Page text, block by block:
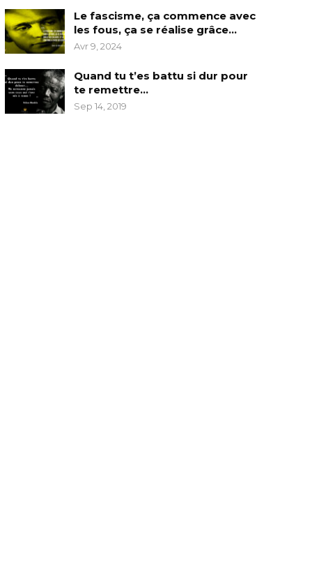
Le fascisme, ça commence avec
les fous, ça se réalise grâce…
Avr 9, 2024
Quand tu t’es battu si dur pour
te remettre…
Sep 14, 2019